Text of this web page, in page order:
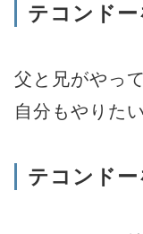
テコンド
父と兄がやっ
自分もやりた
テコンド